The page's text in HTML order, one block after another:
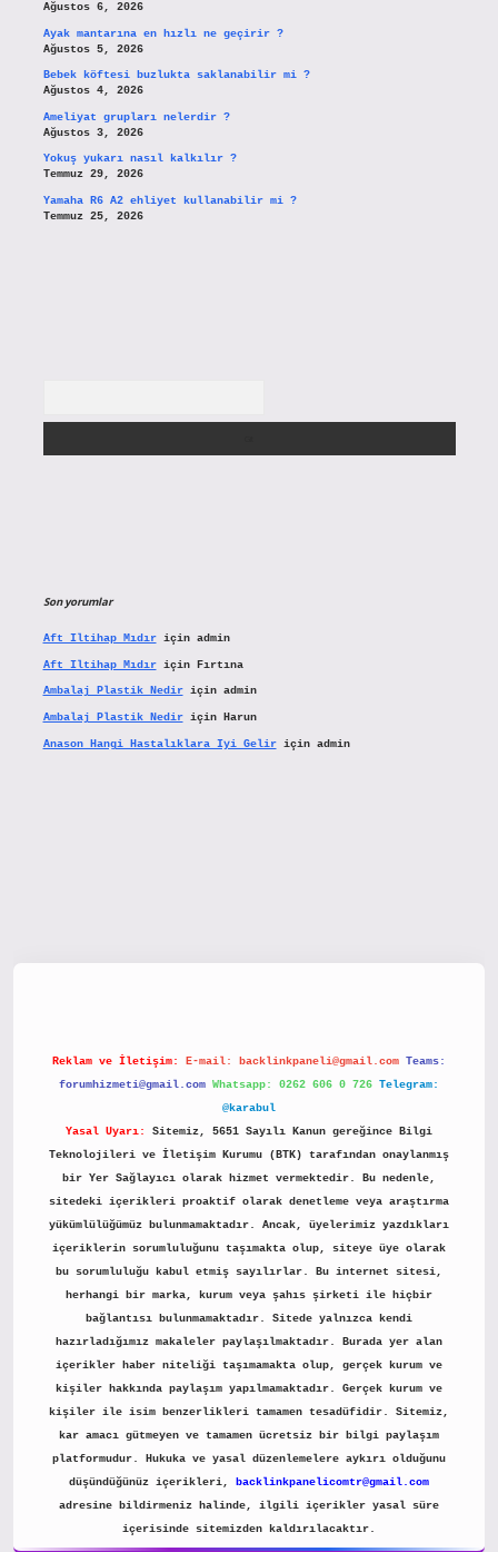
Ağustos 6, 2026
Ayak mantarına en hızlı ne geçirir ?
Ağustos 5, 2026
Bebek köftesi buzlukta saklanabilir mi ?
Ağustos 4, 2026
Ameliyat grupları nelerdir ?
Ağustos 3, 2026
Yokuş yukarı nasıl kalkılır ?
Temmuz 29, 2026
Yamaha R6 A2 ehliyet kullanabilir mi ?
Temmuz 25, 2026
Son yorumlar
Aft Iltihap Mıdıriçin admin
Aft Iltihap Mıdıriçin Fırtına
Ambalaj Plastik Nediriçin admin
Ambalaj Plastik Nediriçin Harun
Anason Hangi Hastalıklara Iyi Geliriçin admin
Reklam ve İletişim: E-mail: backlinkpaneli@gmail.com Teams:
forumhizmeti@gmail.com Whatsapp: 0262 606 0 726 Telegram:
@karabul
Yasal Uyarı:
Sitemiz, 5651 Sayılı Kanun gereğince Bilgi
Teknolojileri ve İletişim Kurumu (BTK) tarafından onaylanmış
bir Yer Sağlayıcı olarak hizmet vermektedir. Bu nedenle,
sitedeki içerikleri proaktif olarak denetleme veya araştırma
yükümlülüğümüz bulunmamaktadır. Ancak, üyelerimiz yazdıkları
içeriklerin sorumluluğunu taşımakta olup, siteye üye olarak
bu sorumluluğu kabul etmiş sayılırlar. Bu internet sitesi,
herhangi bir marka, kurum veya şahıs şirketi ile hiçbir
bağlantısı bulunmamaktadır. Sitede yalnızca kendi
hazırladığımız makaleler paylaşılmaktadır. Burada yer alan
içerikler haber niteliği taşımamakta olup, gerçek kurum ve
kişiler hakkında paylaşım yapılmamaktadır. Gerçek kurum ve
kişiler ile isim benzerlikleri tamamen tesadüfidir. Sitemiz,
kar amacı gütmeyen ve tamamen ücretsiz bir bilgi paylaşım
platformudur. Hukuka ve yasal düzenlemelere aykırı olduğunu
düşündüğünüz içerikleri,
backlinkpanelicomtr@gmail.com
adresine bildirmeniz halinde, ilgili içerikler yasal süre
içerisinde sitemizden kaldırılacaktır.